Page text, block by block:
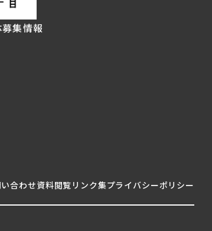
募集情報
合わせ資料閲覧 リンク集プライバシーポリシー